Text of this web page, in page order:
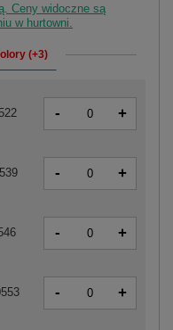
Ceny widoczne są
w hurtowni.
(+3)
- +
- +
- +
- +